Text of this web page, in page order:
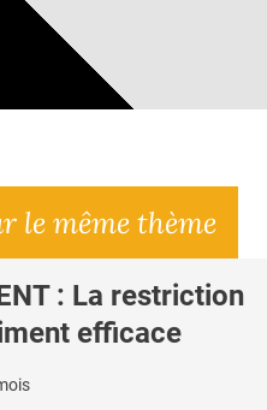
le même thème
: La restriction
efficace